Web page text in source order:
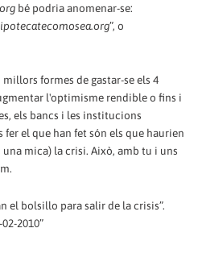
bé podria anomenar-se:
”, o
formes de gastar-se els 4
l'optimisme rendible o fins i
els bancs i les institucions
el que han fet són els que haurien
mica) la crisi. Això, amb tu i uns
el bolsillo para salir de la crisis”.
2010”